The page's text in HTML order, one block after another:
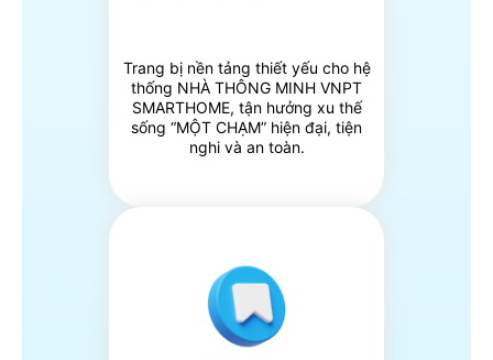
Trang bị nền tảng thiết yếu cho hệ
thống NHÀ THÔNG MINH VNPT
SMARTHOME, tận hưởng xu thế
sống “MỘT CHẠM” hiện đại, tiện
nghi và an toàn.